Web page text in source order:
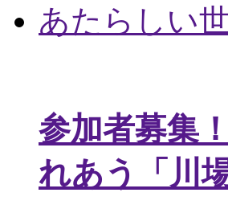
あたらしい
参加者募集
れあう「川